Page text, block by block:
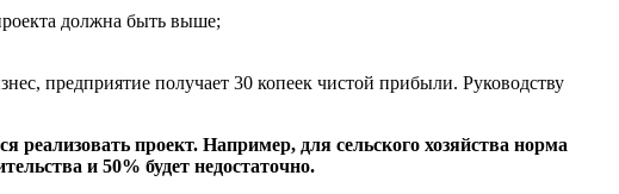
должна быть выше;
предприятие получает 30 копеек чистой прибыли. Руководству
проект. Например, для сельского хозяйства норма
и 50% будет недостаточно.